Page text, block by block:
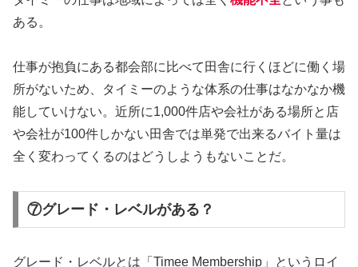
ある。
仕事が抱負にある都会部に比べて田舎に行くほどに働く場
所がないため、タイミーのような体系の仕事はなかなか機
能していけない。近所に1,000件店や会社がある場所と店
や会社が100件しかない田舎では単発で出来るバイト量は
全く変わってくるのはどうしようもないことだ。
⑦グレード・レベルがある？
グレード・レベルとは「Timee Membership」というロイ